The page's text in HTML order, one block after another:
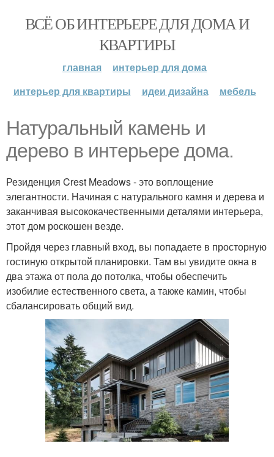
ВСЁ ОБ ИНТЕРЬЕРЕ ДЛЯ ДОМА И
КВАРТИРЫ
главная
интерьер для дома
интерьер для квартиры
идеи дизайна мебель
Натуральный камень и
дерево в интерьере дома.
Резиденция Crest Meadows - это воплощение
элегантности. Начиная с натурального камня и дерева и
заканчивая высококачественными деталями интерьера,
этот дом роскошен везде.
Пройдя через главный вход, вы попадаете в просторную
гостиную открытой планировки. Там вы увидите окна в
два этажа от пола до потолка, чтобы обеспечить
изобилие естественного света, а также камин, чтобы
сбалансировать общий вид.